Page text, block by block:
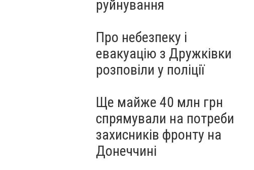
руйнування
Про небезпеку і
евакуацію з Дружківки
розповіли у поліції
Ще майже 40 млн грн
спрямували на потреби
захисників фронту на
Донеччині